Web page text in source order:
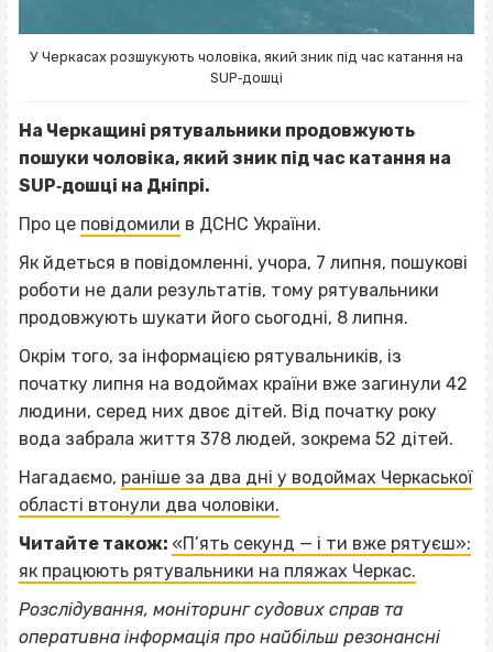
У Черкасах розшукують чоловіка, який зник під час катання на
SUP‐дошці
На Черкащині рятувальники продовжують
пошуки чоловіка, який зник під час катання на
SUP‐дошці на Дніпрі.
Про це повідомили в ДСНС України.
Як йдеться в повідомленні, учора, 7 липня, пошукові
роботи не дали результатів, тому рятувальники
продовжують шукати його сьогодні, 8 липня.
Окрім того, за інформацією рятувальників, із
початку липня на водоймах країни вже загинули 42
людини, серед них двоє дітей. Від початку року
вода забрала життя 378 людей, зокрема 52 дітей.
Нагадаємо, раніше за два дні у водоймах Черкаської
області втонули два чоловіки.
Читайте також: «П’ять секунд — і ти вже рятуєш»:
як працюють рятувальники на пляжах Черкас.
Розслідування, моніторинг судових справ та
оперативна інформація про найбільш резонансні